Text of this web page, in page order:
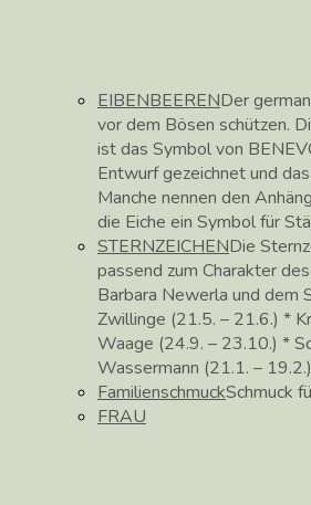
EIBENBEERENDer
vor dem Bösen schützen.
ist das Symbol von
Entwurf gezeichnet und
Manche nennen den
die Eiche ein Symbol für
STERNZEICHENDie
passend zum Charakter
Barbara Newerla und dem
Zwillinge (21.5. – 21.6.) *
Waage (24.9. – 23.10.) *
Wassermann (21.1. –
FamilienschmuckSchmuck
FRAU